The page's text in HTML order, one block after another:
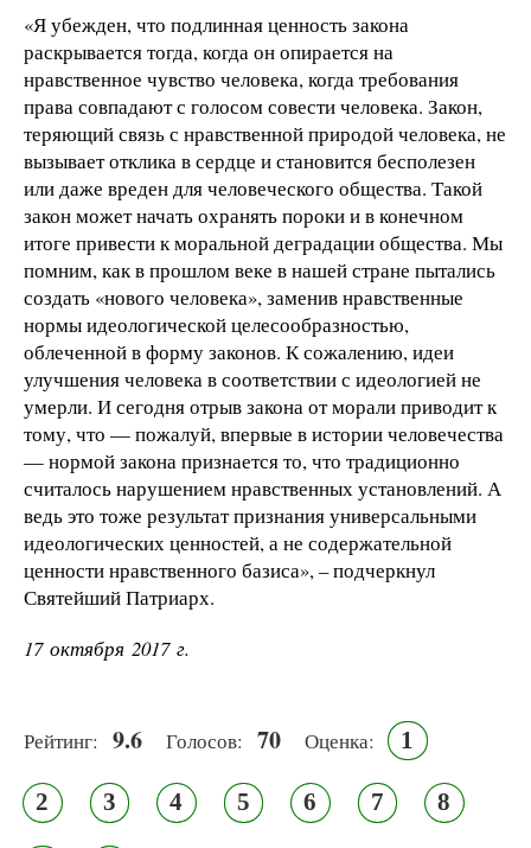
«Я убежден, что подлинная ценность закона
раскрывается тогда, когда он опирается на
нравственное чувство человека, когда требования
права совпадают с голосом совести человека. Закон,
теряющий связь с нравственной природой человека, не
вызывает отклика в сердце и становится бесполезен
или даже вреден для человеческого общества. Такой
закон может начать охранять пороки и в конечном
итоге привести к моральной деградации общества. Мы
помним, как в прошлом веке в нашей стране пытались
создать «нового человека», заменив нравственные
нормы идеологической целесообразностью,
облеченной в форму законов. К сожалению, идеи
улучшения человека в соответствии с идеологией не
умерли. И сегодня отрыв закона от морали приводит к
тому, что — пожалуй, впервые в истории человечества
— нормой закона признается то, что традиционно
считалось нарушением нравственных установлений. А
ведь это тоже результат признания универсальными
идеологических ценностей, а не содержательной
ценности нравственного базиса», – подчеркнул
Святейший Патриарх.
17 октября 2017 г.
Рейтинг: 9.6 Голосов: 70 Оценка: 1
2 3 4 5 6 7 8